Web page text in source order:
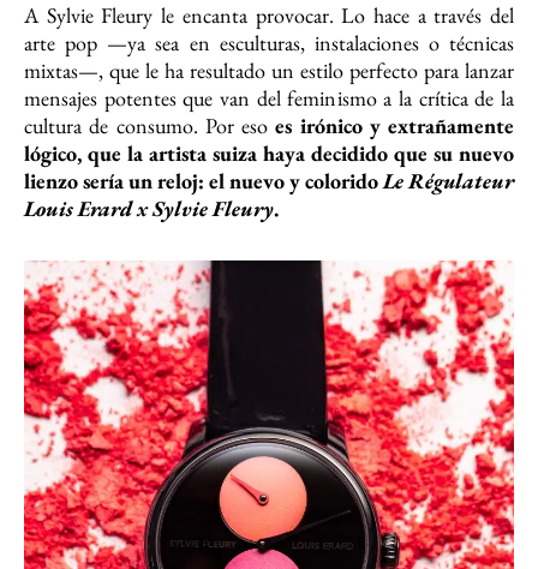
A Sylvie Fleury le encanta provocar. Lo hace a través del
arte pop —ya sea en esculturas, instalaciones o técnicas
mixtas—, que le ha resultado un estilo perfecto para lanzar
mensajes potentes que van del feminismo a la crítica de la
cultura de consumo. Por esoes irónico y extrañamente
lógico, que la artista suiza haya decidido que su nuevo
lienzo sería un reloj: el nuevo y coloridoLe Régulateur
Louis Erard x Sylvie Fleury.